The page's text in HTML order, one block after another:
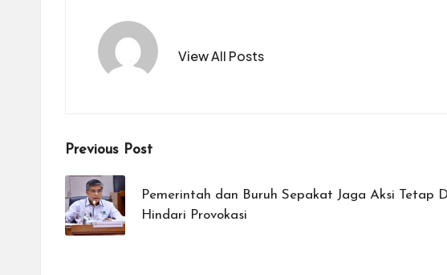
View All Posts
Post
navigation
Previous Post
Pemerintah dan Buruh Sepakat Jaga Aksi Tetap
Hindari Provokasi